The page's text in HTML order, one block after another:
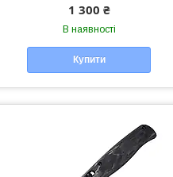
1 300 ₴
В наявності
Купити